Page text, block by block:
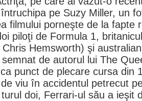
pe Suzy Miller, un
filmului porneşte de la fapte
piloţi de Formula 1,
Hemsworth) şi
de autorul lui The
punct de plecare cursa din
viu în accidentul petrecut
doi, Ferrari-ul său a ieşit